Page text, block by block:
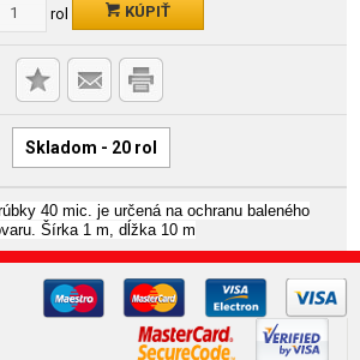
rol KÚPIŤ
Skladom - 20 rol
40 mic. je určená na ochranu baleného
Šírka 1 m, dĺžka 10 m